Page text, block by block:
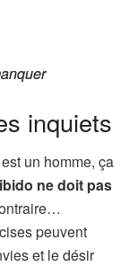
inquiets
un homme, ça
ne doit pas
peuvent
et le désir